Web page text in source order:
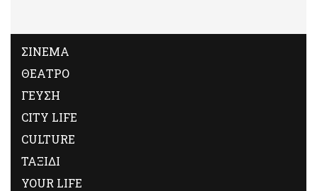
ΣΙΝΕΜΑ
ΘΕΑΤΡΟ
ΓΕΥΣΗ
CITY LIFE
CULTURE
ΤΑΞΙΔΙ
YOUR LIFE